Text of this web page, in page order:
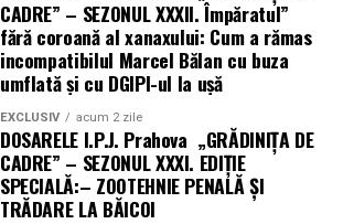
CADRE” – SEZONUL XXXII. Împăratul”
fără coroană al xanaxului: Cum a rămas
incompatibilul Marcel Bălan cu buza
umflată și cu DGIPI-ul la ușă
EXCLUSIV acum 2 zile
DOSARELE I.P.J. Prahova „GRĂDINIȚA DE
CADRE” – SEZONUL XXXI. EDIȚIE
SPECIALĂ:– ZOOTEHNIE PENALĂ ȘI
TRĂDARE LA BĂICOI